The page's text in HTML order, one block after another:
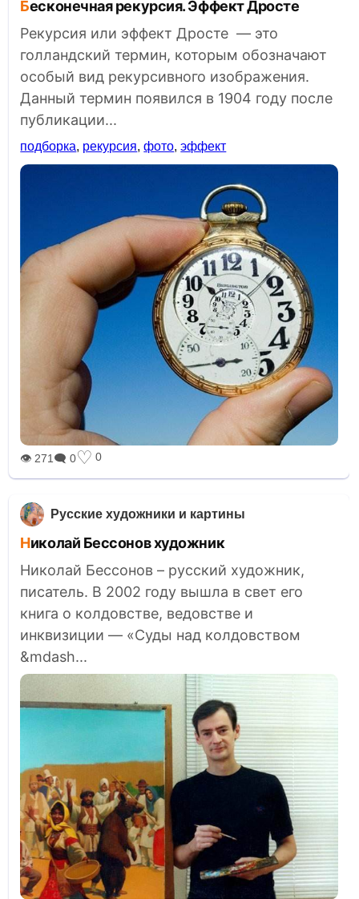
Бесконечная рекурсия. Эффект Дросте
Рекурсия или эффект Дросте — это
голландский термин, которым обозначают
особый вид рекурсивного изображения.
Данный термин появился в 1904 году после
публикации...
подборка, рекурсия,фото,эффект
👁 271 🗨 0♡ 0
Русские художники и картины
Николай Бессонов художник
Николай Бессонов – русский художник,
писатель. В 2002 году вышла в свет его
книга о колдовстве, ведовстве и
инквизиции — «Суды над колдовством
&mdash...